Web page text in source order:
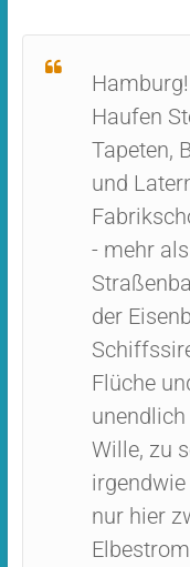
Haufen
Tapeten,
und
- mehr
der
Flüche
Wille, zu
nur hier